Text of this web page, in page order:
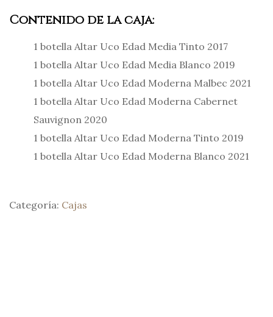
Contenido de la caja:
1 botella Altar Uco Edad Media Tinto 2017
1 botella Altar Uco Edad Media Blanco 2019
1 botella Altar Uco Edad Moderna Malbec 2021
1 botella Altar Uco Edad Moderna Cabernet
Sauvignon 2020
1 botella Altar Uco Edad Moderna Tinto 2019
1 botella Altar Uco Edad Moderna Blanco 2021
Categoría: Cajas